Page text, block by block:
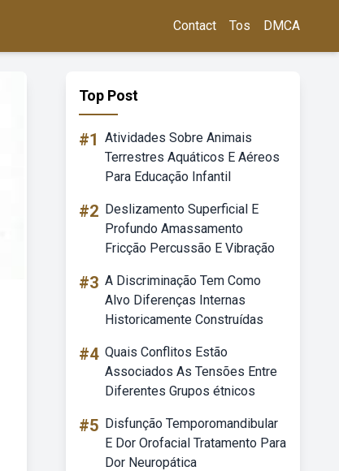
Contact Tos DMCA
Top Post
#1 Atividades Sobre Animais
Terrestres Aquáticos E Aéreos
Para Educação Infantil
#2 Deslizamento Superficial E
Profundo Amassamento
Fricção Percussão E Vibração
#3 A Discriminação Tem Como
Alvo Diferenças Internas
Historicamente Construídas
#4 Quais Conflitos Estão
Associados As Tensões Entre
Diferentes Grupos étnicos
#5 Disfunção Temporomandibular
E Dor Orofacial Tratamento Para
Dor Neuropática